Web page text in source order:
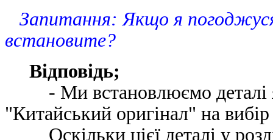
Запитання: Якщо я погоджуся
встановите?
Відповідь;
- Ми встановлюємо деталі
"Китайський оригінал" на вибір
Оскільки цієї деталі у